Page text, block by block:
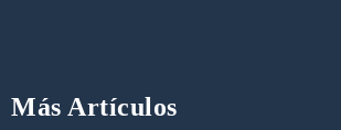
Más Artículos